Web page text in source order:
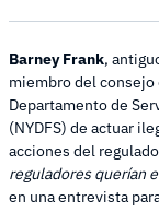
Barney Frank,
miembro del consejo
Departamento de
(NYDFS) de actuar
acciones del
reguladores querían
en una entrevista